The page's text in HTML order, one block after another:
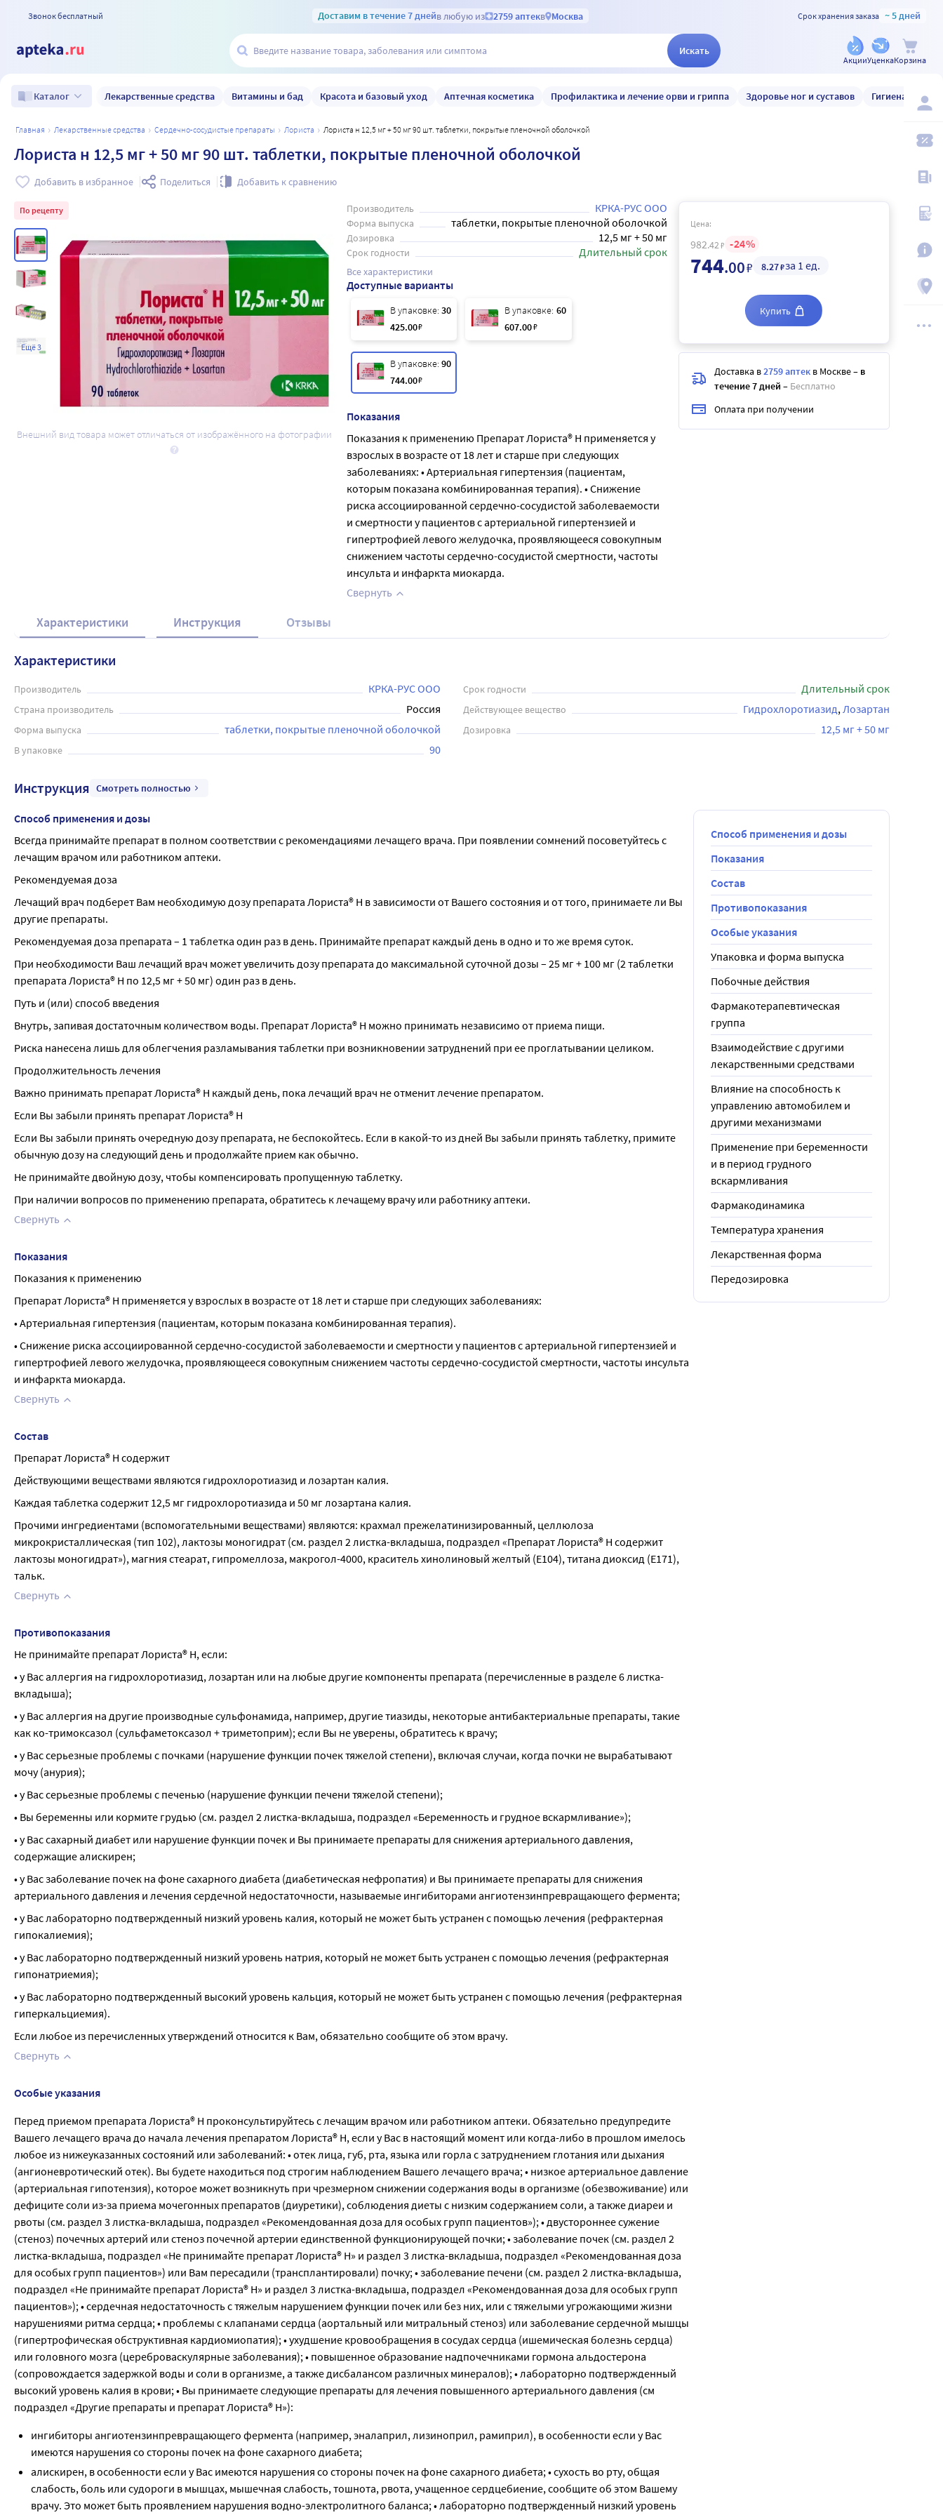
Звонок бесплатный Доставим в течение 7 днейв любую из 2759 аптекв Москва Срок хранения заказа ~ 5 дней
Искать
АкцииУценкаКорзина
Каталог Лекарственные средства Витамины и бад Красота и базовый уход Аптечная косметика Профилактика и лечение орви и гриппа Здоровье ног и суставов Гигиена и уход
главная лекарственные средства сердечно-сосудистые препараты лориста Лориста н 12,5 мг + 50 мг 90 шт. таблетки, покрытые пленочной оболочкой
Лориста н 12,5 мг + 50 мг 90 шт. таблетки, покрытые пленочной оболочкой
Добавить в избранное Поделиться Добавить к сравнению
По рецепту
Ещё 3
Внешний вид товара может отличаться от изображённого на фотографии
Производитель КРКА-РУС ООО
Форма выпуска таблетки, покрытые пленочной оболочкой
Дозировка 12,5 мг + 50 мг
Срок годности Длительный срок
Все характеристики
Доступные варианты
В упаковке: 30
425.00₽
В упаковке: 60
607.00₽
В упаковке: 90
744.00₽
Показания
Показания к применению Препарат Лориста® Н применяется у
взрослых в возрасте от 18 лет и старше при следующих
заболеваниях: • Артериальная гипертензия (пациентам,
которым показана комбинированная терапия). • Снижение
риска ассоциированной сердечно-сосудистой заболеваемости
и смертности у пациентов с артериальной гипертензией и
гипертрофией левого желудочка, проявляющееся совокупным
снижением частоты сердечно-сосудистой смертности, частоты
инсульта и инфаркта миокарда.
Свернуть
Цена:
982.42 ₽ 24
744.00₽ 8.27₽за 1 ед.
Купить
Доставка в2759 аптек в Москве– в
течение 7 дней – Бесплатно
Оплата при получении
Характеристики Инструкция Отзывы
Характеристики
Производитель КРКА-РУС ООО Срок годности Длительный срок
Страна производитель Россия Действующее вещество Гидрохлоротиазид Лозартан
Форма выпуска таблетки, покрытые пленочной оболочкой Дозировка 12,5 мг + 50 мг
В упаковке 90
Инструкция Смотреть полностью
Способ применения и дозы
Всегда принимайте препарат в полном соответствии с рекомендациями лечащего врача. При появлении сомнений посоветуйтесь с
лечащим врачом или работником аптеки.
Рекомендуемая доза
Лечащий врач подберет Вам необходимую дозу препарата Лориста® Н в зависимости от Вашего состояния и от того, принимаете ли Вы
другие препараты.
Рекомендуемая доза препарата – 1 таблетка один раз в день. Принимайте препарат каждый день в одно и то же время суток.
При необходимости Ваш лечащий врач может увеличить дозу препарата до максимальной суточной дозы – 25 мг + 100 мг (2 таблетки
препарата Лориста® Н по 12,5 мг + 50 мг) один раз в день.
Путь и (или) способ введения
Внутрь, запивая достаточным количеством воды. Препарат Лориста® Н можно принимать независимо от приема пищи.
Риска нанесена лишь для облегчения разламывания таблетки при возникновении затруднений при ее проглатывании целиком.
Продолжительность лечения
Важно принимать препарат Лориста® Н каждый день, пока лечащий врач не отменит лечение препаратом.
Если Вы забыли принять препарат Лориста® Н
Если Вы забыли принять очередную дозу препарата, не беспокойтесь. Если в какой-то из дней Вы забыли принять таблетку, примите
обычную дозу на следующий день и продолжайте прием как обычно.
Не принимайте двойную дозу, чтобы компенсировать пропущенную таблетку.
При наличии вопросов по применению препарата, обратитесь к лечащему врачу или работнику аптеки.
Свернуть
Показания
Показания к применению
Препарат Лориста® Н применяется у взрослых в возрасте от 18 лет и старше при следующих заболеваниях:
• Артериальная гипертензия (пациентам, которым показана комбинированная терапия).
• Снижение риска ассоциированной сердечно-сосудистой заболеваемости и смертности у пациентов с артериальной гипертензией и
гипертрофией левого желудочка, проявляющееся совокупным снижением частоты сердечно-сосудистой смертности, частоты инсульта
и инфаркта миокарда.
Свернуть
Состав
Препарат Лориста® Н содержит
Действующими веществами являются гидрохлоротиазид и лозартан калия.
Каждая таблетка содержит 12,5 мг гидрохлоротиазида и 50 мг лозартана калия.
Прочими ингредиентами (вспомогательными веществами) являются: крахмал прежелатинизированный, целлюлоза
микрокристаллическая (тип 102), лактозы моногидрат (см. раздел 2 листка-вкладыша, подраздел «Препарат Лориста® Н содержит
лактозы моногидрат»), магния стеарат, гипромеллоза, макрогол-4000, краситель хинолиновый желтый (Е104), титана диоксид (Е171),
тальк.
Свернуть
Противопоказания
Не принимайте препарат Лориста® Н, если:
• у Вас аллергия на гидрохлоротиазид, лозартан или на любые другие компоненты препарата (перечисленные в разделе 6 листка-
вкладыша);
• у Вас аллергия на другие производные сульфонамида, например, другие тиазиды, некоторые антибактериальные препараты, такие
как ко-тримоксазол (сульфаметоксазол + триметоприм); если Вы не уверены, обратитесь к врачу;
• у Вас серьезные проблемы с почками (нарушение функции почек тяжелой степени), включая случаи, когда почки не вырабатывают
мочу (анурия);
• у Вас серьезные проблемы с печенью (нарушение функции печени тяжелой степени);
• Вы беременны или кормите грудью (см. раздел 2 листка-вкладыша, подраздел «Беременность и грудное вскармливание»);
• у Вас сахарный диабет или нарушение функции почек и Вы принимаете препараты для снижения артериального давления,
содержащие алискирен;
• у Вас заболевание почек на фоне сахарного диабета (диабетическая нефропатия) и Вы принимаете препараты для снижения
артериального давления и лечения сердечной недостаточности, называемые ингибиторами ангиотензинпревращающего фермента;
• у Вас лабораторно подтвержденный низкий уровень калия, который не может быть устранен с помощью лечения (рефрактерная
гипокалиемия);
• у Вас лабораторно подтвержденный низкий уровень натрия, который не может быть устранен с помощью лечения (рефрактерная
гипонатриемия);
• у Вас лабораторно подтвержденный высокий уровень кальция, который не может быть устранен с помощью лечения (рефрактерная
гиперкальциемия).
Если любое из перечисленных утверждений относится к Вам, обязательно сообщите об этом врачу.
Свернуть
Особые указания
Перед приемом препарата Лориста® Н проконсультируйтесь с лечащим врачом или работником аптеки. Обязательно предупредите
Вашего лечащего врача до начала лечения препаратом Лориста® Н, если у Вас в настоящий момент или когда-либо в прошлом имелось
любое из нижеуказанных состояний или заболеваний: • отек лица, губ, рта, языка или горла с затруднением глотания или дыхания
(ангионевротический отек). Вы будете находиться под строгим наблюдением Вашего лечащего врача; • низкое артериальное давление
(артериальная гипотензия), которое может возникнуть при чрезмерном снижении содержания воды в организме (обезвоживание) или
дефиците соли из-за приема мочегонных препаратов (диуретики), соблюдения диеты с низким содержанием соли, а также диареи и
рвоты (см. раздел 3 листка-вкладыша, подраздел «Рекомендованная доза для особых групп пациентов»); • двустороннее сужение
(стеноз) почечных артерий или стеноз почечной артерии единственной функционирующей почки; • заболевание почек (см. раздел 2
листка-вкладыша, подраздел «Не принимайте препарат Лориста® Н» и раздел 3 листка-вкладыша, подраздел «Рекомендованная доза
для особых групп пациентов») или Вам пересадили (трансплантировали) почку; • заболевание печени (см. раздел 2 листка-вкладыша,
подраздел «Не принимайте препарат Лориста® Н» и раздел 3 листка-вкладыша, подраздел «Рекомендованная доза для особых групп
пациентов»); • сердечная недостаточность с тяжелым нарушением функции почек или без них, или с тяжелыми угрожающими жизни
нарушениями ритма сердца; • проблемы с клапанами сердца (аортальный или митральный стеноз) или заболевание сердечной мышцы
(гипертрофическая обструктивная кардиомиопатия); • ухудшение кровообращения в сосудах сердца (ишемическая болезнь сердца)
или головного мозга (цереброваскулярные заболевания); • повышенное образование надпочечниками гормона альдостерона
(сопровождается задержкой воды и соли в организме, а также дисбалансом различных минералов); • лабораторно подтвержденный
высокий уровень калия в крови; • Вы принимаете следующие препараты для лечения повышенного артериального давления (см
подраздел «Другие препараты и препарат Лориста® Н»):
ингибиторы ангиотензинпревращающего фермента (например, эналаприл, лизиноприл, рамиприл), в особенности если у Вас
имеются нарушения со стороны почек на фоне сахарного диабета;
алискирен, в особенности если у Вас имеются нарушения со стороны почек на фоне сахарного диабета; • сухость во рту, общая
слабость, боль или судороги в мышцах, мышечная слабость, тошнота, рвота, учащенное сердцебиение, сообщите об этом Вашему
врачу. Это может быть проявлением нарушения водно-электролитного баланса; • лабораторно подтвержденный низкий уровень
Способ применения и дозы
Показания
Состав
Противопоказания
Особые указания
Упаковка и форма выпуска
Побочные действия
Фармакотерапевтическая
группа
Взаимодействие с другими
лекарственными средствами
Влияние на способность к
управлению автомобилем и
другими механизмами
Применение при беременности
и в период грудного
вскармливания
Фармакодинамика
Температура хранения
Лекарственная форма
Передозировка